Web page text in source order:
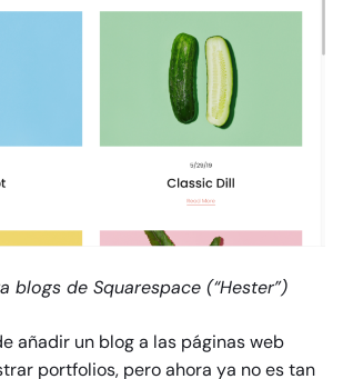
blogs de Squarespace (“Hester”)
añadir un blog a las páginas web
portfolios, pero ahora ya no es tan